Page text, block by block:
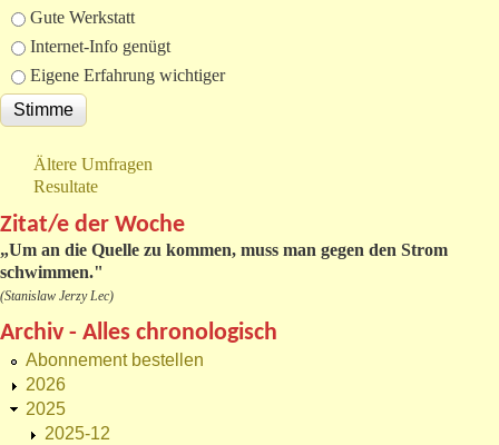
Gute Werkstatt
Internet-Info genügt
Eigene Erfahrung wichtiger
Ältere Umfragen
Resultate
Zitat/e der Woche
„Um an die Quelle zu kommen, muss man gegen den Strom
schwimmen."
(Stanislaw Jerzy Lec)
Archiv - Alles chronologisch
Abonnement bestellen
2026
2025
2025-12